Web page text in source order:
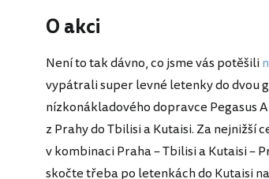
O akci
Není to tak dávno, co jsme vás potěšili
vypátrali super levné letenky do dvou
nízkonákladového dopravce Pegasus
z Prahy do Tbilisi a Kutaisi. Za
v kombinaci Praha – Tbilisi a Kutaisi –
skočte třeba po letenkách do Kutaisi